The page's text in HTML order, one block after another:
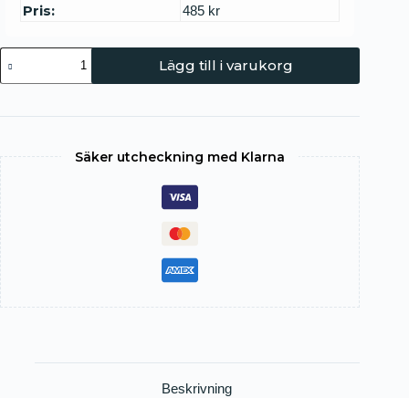
Pris: 485 kr
Lägg till i varukorg
Säker utcheckning med Klarna
Beskrivning